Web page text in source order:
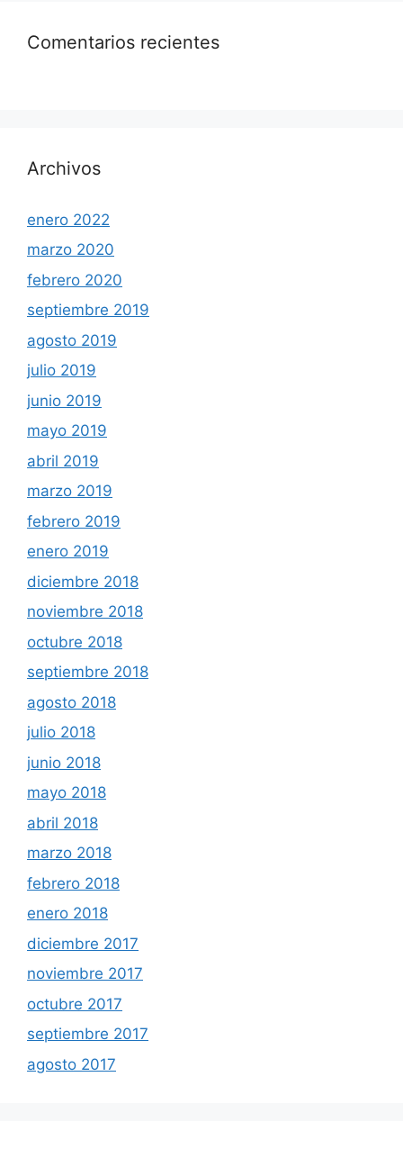
Comentarios recientes
Archivos
enero 2022
marzo 2020
febrero 2020
septiembre 2019
agosto 2019
julio 2019
junio 2019
mayo 2019
abril 2019
marzo 2019
febrero 2019
enero 2019
diciembre 2018
noviembre 2018
octubre 2018
septiembre 2018
agosto 2018
julio 2018
junio 2018
mayo 2018
abril 2018
marzo 2018
febrero 2018
enero 2018
diciembre 2017
noviembre 2017
octubre 2017
septiembre 2017
agosto 2017